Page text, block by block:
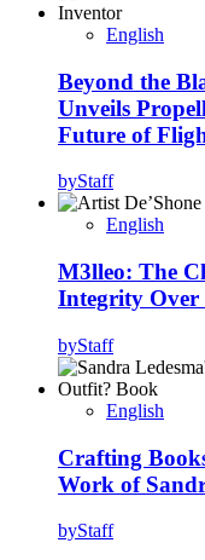
English
Beyond the
Unveils
Future of
byStaff
English
M3lleo: The
Integrity
byStaff
English
Crafting
Work of
byStaff